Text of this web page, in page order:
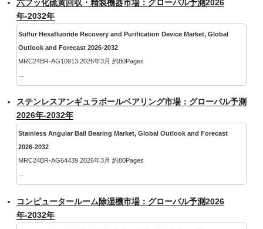
六フッ化硫黄回収・精製機器市場：グローバル予測2026
年-2032年
Sulfur Hexafluoride Recovery and Purification Device Market, Global
Outlook and Forecast 2026-2032
MRC24BR-AG10913 2026年3月 約80Pages
ステンレスアンギュラボールベアリング市場：グローバル予測
2026年-2032年
Stainless Angular Ball Bearing Market, Global Outlook and Forecast
2026-2032
MRC24BR-AG64439 2026年3月 約80Pages
コンピュータールーム除湿機市場：グローバル予測2026
年-2032年